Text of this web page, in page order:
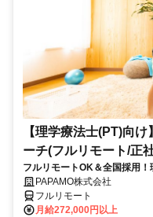
【理学療法士(PT)向
ーチ(フルリモート/正
フルリモートOK＆全国採用
ながら子どもを支援でき、新
PAPAMO株式会社
フルリモート
月給272,000円以上